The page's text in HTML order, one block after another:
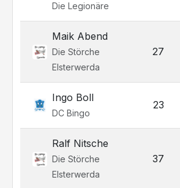
Die Legionäre
Maik Abend
Die Störche
Elsterwerda
27
Ingo Boll
DC Bingo
23
Ralf Nitsche
Die Störche
Elsterwerda
37